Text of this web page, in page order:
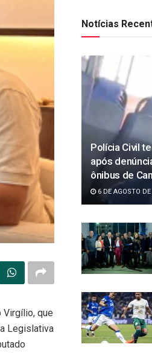
Virgílio, que
Legislativa
Notícias
Polícia Civil
após
ônibus de
6 DE AGOSTO